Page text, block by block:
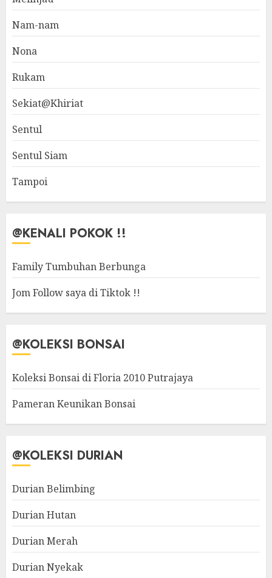
Nam-nam
Nona
Rukam
Sekiat@Khiriat
Sentul
Sentul Siam
Tampoi
@KENALI POKOK !!
Family Tumbuhan Berbunga
Jom Follow saya di Tiktok !!
@KOLEKSI BONSAI
Koleksi Bonsai di Floria 2010 Putrajaya
Pameran Keunikan Bonsai
@KOLEKSI DURIAN
Durian Belimbing
Durian Hutan
Durian Merah
Durian Nyekak